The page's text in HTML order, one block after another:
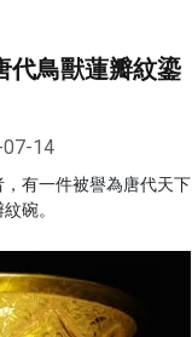
代鳥獸蓮瓣紋鎏
14
有一件被譽為唐代天下
碗。